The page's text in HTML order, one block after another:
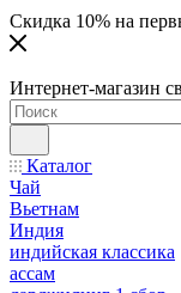
Скидка 10% на
Интернет-магазин
Каталог
Чай
Вьетнам
Индия
индийская классика
ассам